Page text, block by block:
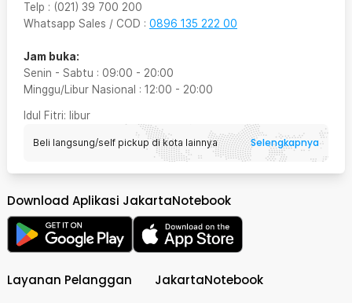
Telp : (021) 39 700 200
Whatsapp Sales / COD : 0896 135 222 00
Jam buka:
Senin - Sabtu : 09:00 - 20:00
Minggu/Libur Nasional : 12:00 - 20:00
Idul Fitri: libur
Beli langsung/self pickup di kota lainnya Selengkapnya
Download Aplikasi JakartaNotebook
Layanan Pelanggan JakartaNotebook